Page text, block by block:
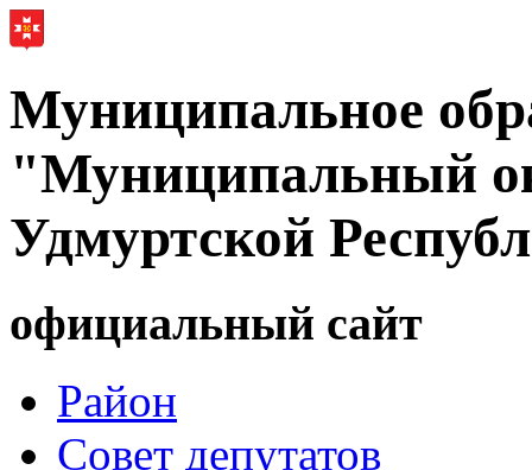
Муниципальное
"Муниципальный
Удмуртской
официальный сайт
Район
Совет депутатов